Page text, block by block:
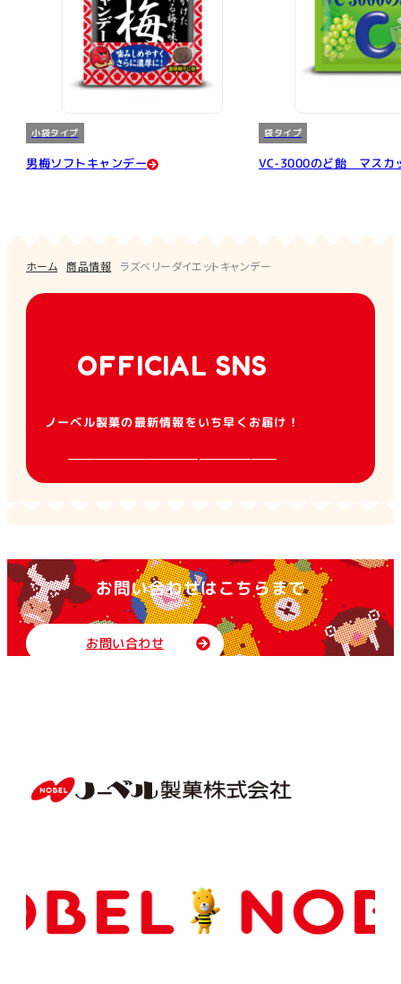
小袋タイプ
男梅ソフトキャンデー
袋タイプ
VC-3000のど飴 マスカ
ホーム 商品情報 ラズベリーダイエットキャンデー
OFFICIAL SNS
ノーベル製菓の最新情報をいち早くお届け！
お問い合わせはこちらまで
お問い合わせ